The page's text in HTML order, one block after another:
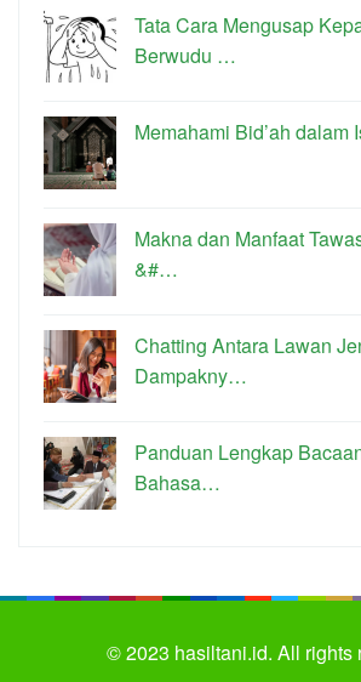
Tata Cara Mengusap
Berwudu …
Memahami Bid’ah
Makna dan Manfaat
&#…
Chatting Antara Lawan
Dampakny…
Panduan Lengkap
Bahasa…
© 2023 hasiltani.id. All rights